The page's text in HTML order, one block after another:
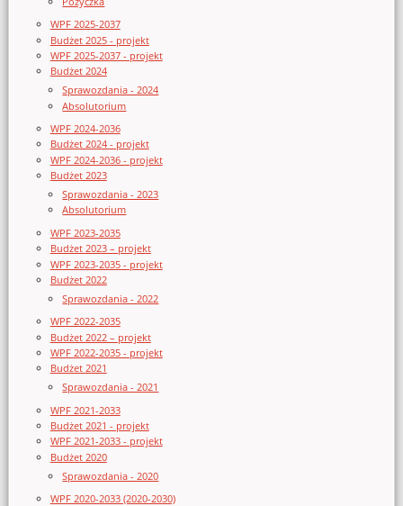
WPF 2025-2037
Budżet 2025 - projekt
WPF 2025-2037 - projekt
Budżet 2024
Sprawozdania - 2024
Absolutorium
WPF 2024-2036
Budżet 2024 - projekt
WPF 2024-2036 - projekt
Budżet 2023
Sprawozdania - 2023
Absolutorium
WPF 2023-2035
Budżet 2023 – projekt
WPF 2023-2035 - projekt
Budżet 2022
Sprawozdania - 2022
WPF 2022-2035
Budżet 2022 – projekt
WPF 2022-2035 - projekt
Budżet 2021
Sprawozdania - 2021
WPF 2021-2033
Budżet 2021 - projekt
WPF 2021-2033 - projekt
Budżet 2020
Sprawozdania - 2020
WPF 2020-2033 (2020-2030)